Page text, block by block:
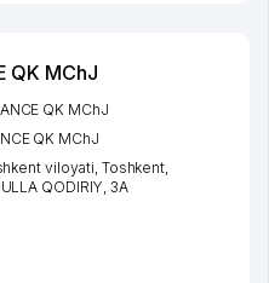
QK MChJ
QK MChJ
QK MChJ
viloyati, Toshkent,
QODIRIY, 3А